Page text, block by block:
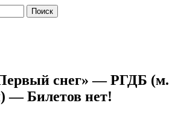
Поиск
снег» — РГДБ (м.
— Билетов нет!